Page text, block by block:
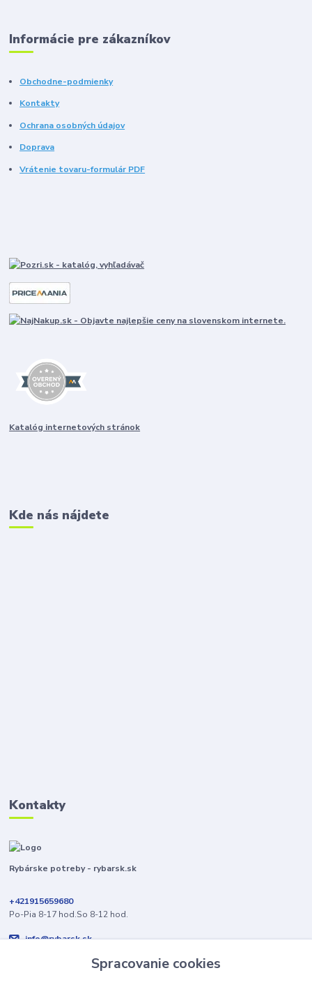
Informácie pre zákazníkov
Obchodne-podmienky
Kontakty
Ochrana osobných údajov
Doprava
Vrátenie tovaru-formulár PDF
Katalóg internetových stránok
Kde nás nájdete
Kontakty
Rybárske potreby - rybarsk.sk
+421915659680
Po-Pia 8-17 hod.So 8-12 hod.
info@rybarsk.sk
Spracovanie cookies